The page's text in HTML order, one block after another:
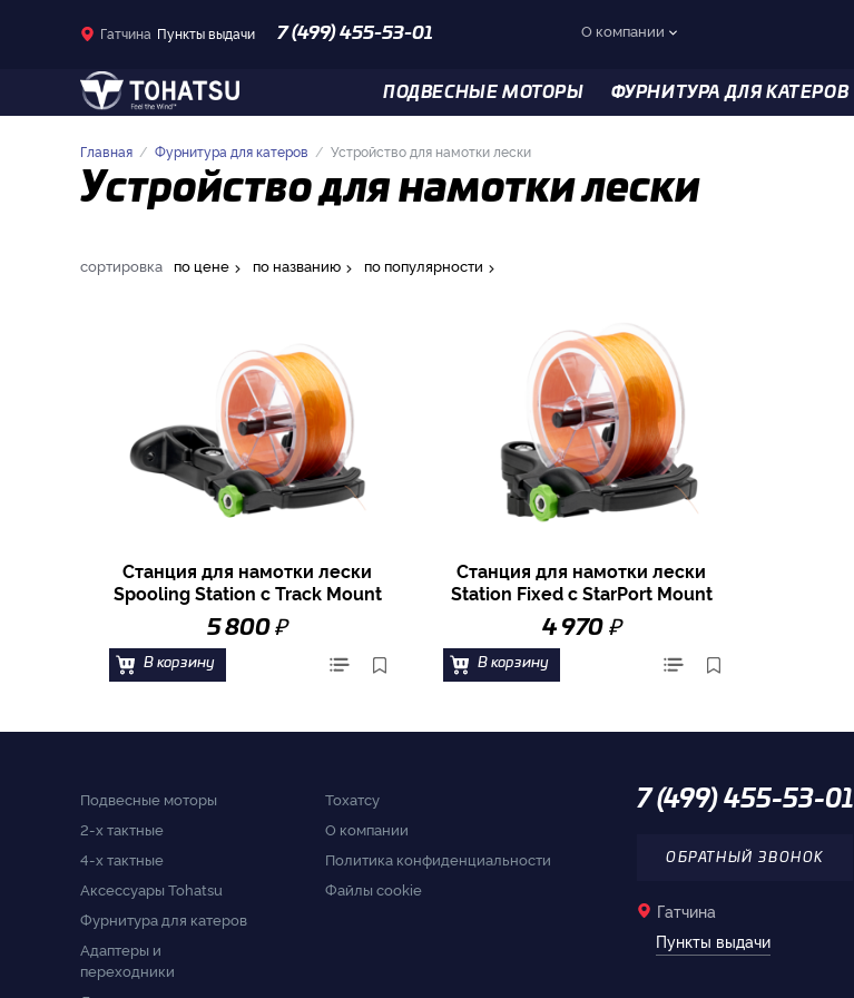
Гатчина Пункты выдачи 7 (499) 455-53-01 О компании
ПОДВЕСНЫЕ МОТОРЫ ФУРНИТУРА ДЛЯ КАТЕРОВ
Главная Фурнитура для катеров Устройство для намотки лески
Устройство для намотки лески
сортировка по цене по названию по популярности
Станция для намотки лески
Spooling Station с Track Mount
5 800 ₽
В корзину
Станция для намотки лески
Station Fixed с StarPort Mount
4 970 ₽
В корзину
Подвесные моторы
2-x тактные
4-x тактные
Аксессуары Tohatsu
Фурнитура для катеров
Адаптеры и
переходники
Тохатсу
О компании
Политика конфиденциальности
Файлы cookie
7 (499) 455-53-01
ОБРАТНЫЙ ЗВОНОК
Гатчина
Пункты выдачи